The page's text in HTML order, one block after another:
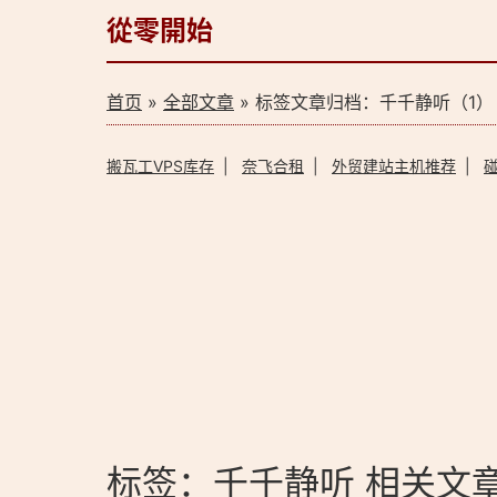
從零開始
首页 » 全部文章 » 标签文章归档：千千静听（1）
搬瓦工VPS库存 奈飞合租 外贸建站主机推荐
标签：千千静听 相关文